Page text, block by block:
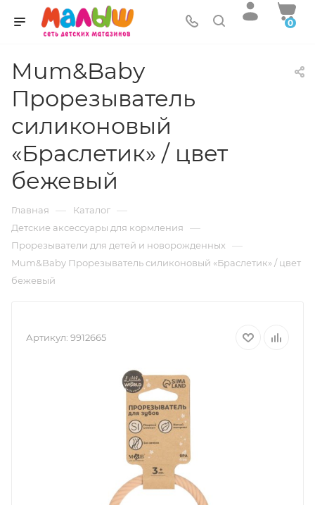
0
Mum&Baby
Прорезыватель
силиконовый
«Браслетик» / цвет
бежевый
Главная — Каталог —
Детские аксессуары для кормления —
Прорезыватели для детей и новорожденных —
Mum&Baby Прорезыватель силиконовый «Браслетик» / цвет
бежевый
Артикул: 9912665